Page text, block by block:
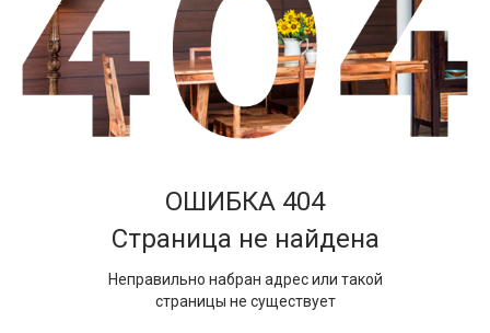
ОШИБКА 404
Страница не найдена
Неправильно набран адрес или такой
страницы не существует